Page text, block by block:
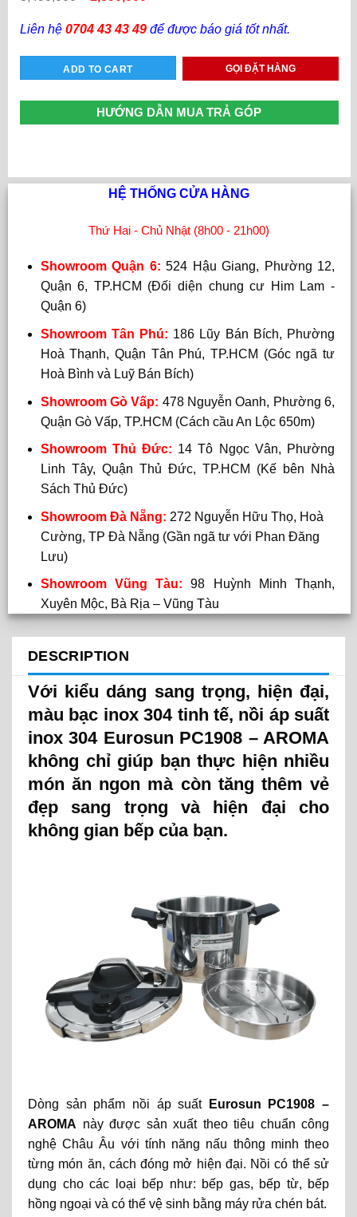
Liên hệ 0704 43 43 49 để được báo giá tốt nhất.
ADD TO CART GỌI ĐẶT HÀNG
HƯỚNG DẪN MUA TRẢ GÓP
HỆ THỐNG CỬA HÀNG
Thứ Hai - Chủ Nhật (8h00 - 21h00)
Showroom Quận 6:524 Hậu Giang, Phường 12,
Quận 6, TP.HCM (Đối diện chung cư Him Lam -
Quận 6)
Showroom Tân Phú: 186 Lũy Bán Bích, Phường
Hoà Thạnh, Quận Tân Phú, TP.HCM (Góc ngã tư
Hoà Bình và Luỹ Bán Bích)
Showroom Gò Vấp: 478 Nguyễn Oanh, Phường 6,
Quận Gò Vấp, TP.HCM (Cách cầu An Lộc 650m)
Showroom Thủ Đức: 14 Tô Ngọc Vân, Phường
Linh Tây, Quận Thủ Đức, TP.HCM (Kế bên Nhà
Sách Thủ Đức)
Showroom Đà Nẵng: 272 Nguyễn Hữu Thọ, Hoà
Cường, TP Đà Nẵng (Gần ngã tư với Phan Đăng
Lưu)
Showroom Vũng Tàu:98 Huỳnh Minh Thạnh,
Xuyên Mộc, Bà Rịa – Vũng Tàu
DESCRIPTION
Với kiểu dáng sang trọng, hiện đại,
màu bạc inox 304 tinh tế, nồi áp suất
inox 304 Eurosun PC1908 – AROMA
không chỉ giúp bạn thực hiện nhiều
món ăn ngon mà còn tăng thêm vẻ
đẹp sang trọng và hiện đại cho
không gian bếp của bạn.
Dòng sản phẩm nồi áp suấtEurosun PC1908 –
AROMA này được sản xuất theo tiêu chuẩn công
nghệ Châu Âu với tính năng nấu thông minh theo
từng món ăn, cách đóng mở hiện đại. Nồi có thể sử
dụng cho các loại bếp như: bếp gas, bếp từ, bếp
hồng ngoại và có thể vệ sinh bằng máy rửa chén bát.